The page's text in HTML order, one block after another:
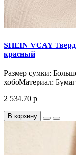
SHEIN VCAY
красный
Размер сумки:
хобоМатериал:
2 534.70 р.
В корзину